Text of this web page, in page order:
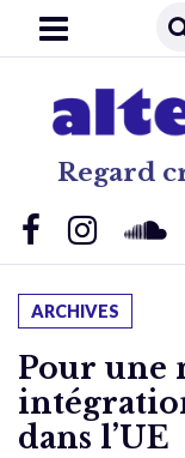
Regard
ARCHIVES
Pour une
dans l’UE